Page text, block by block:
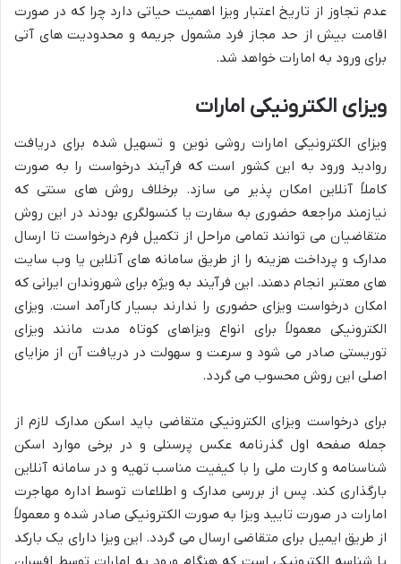
عدم تجاوز از تاریخ اعتبار ویزا اهمیت حیاتی دارد چرا که در صورت
اقامت بیش از حد مجاز فرد مشمول جریمه و محدودیت های آتی
برای ورود به امارات خواهد شد.
ویزای الکترونیکی امارات
ویزای الکترونیکی امارات روشی نوین و تسهیل شده برای دریافت
روادید ورود به این کشور است که فرآیند درخواست را به صورت
کاملاً آنلاین امکان پذیر می سازد. برخلاف روش های سنتی که
نیازمند مراجعه حضوری به سفارت یا کنسولگری بودند در این روش
متقاضیان می توانند تمامی مراحل از تکمیل فرم درخواست تا ارسال
مدارک و پرداخت هزینه را از طریق سامانه های آنلاین یا وب سایت
های معتبر انجام دهند. این فرآیند به ویژه برای شهروندان ایرانی که
امکان درخواست ویزای حضوری را ندارند بسیار کارآمد است. ویزای
الکترونیکی معمولاً برای انواع ویزاهای کوتاه مدت مانند ویزای
توریستی صادر می شود و سرعت و سهولت در دریافت آن از مزایای
اصلی این روش محسوب می گردد.
برای درخواست ویزای الکترونیکی متقاضی باید اسکن مدارک لازم از
جمله صفحه اول گذرنامه عکس پرسنلی و در برخی موارد اسکن
شناسنامه و کارت ملی را با کیفیت مناسب تهیه و در سامانه آنلاین
بارگذاری کند. پس از بررسی مدارک و اطلاعات توسط اداره مهاجرت
امارات در صورت تایید ویزا به صورت الکترونیکی صادر شده و معمولاً
از طریق ایمیل برای متقاضی ارسال می گردد. این ویزا دارای یک بارکد